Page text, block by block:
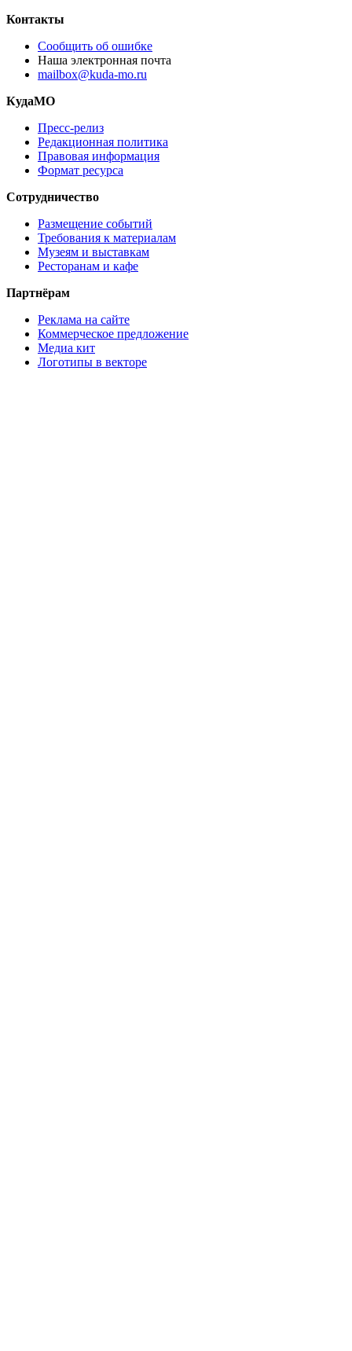
Контакты
Сообщить об ошибке
Наша электронная почта
mailbox@kuda-mo.ru
КудаМО
Пресс-релиз
Редакционная политика
Правовая информация
Формат ресурса
Сотрудничество
Размещение событий
Требования к материалам
Музеям и выставкам
Ресторанам и кафе
Партнёрам
Реклама на сайте
Коммерческое предложение
Медиа кит
Логотипы в векторе